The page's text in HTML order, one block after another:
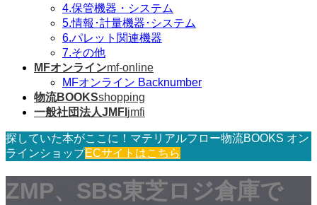
4.保管機器・システム
5.情報･計量機器･システム
6.パレット関連機器
7.その他
MFオンラインmf-online
MFオンライン Backnumber
物流BOOKSshopping
一般社団法人JMFI jmfi
探していた本がここに！マテリアルフロー物流BOOKS オン
ラインショップECサイトはこちら
ZMP、SBS東芝ロジ倉庫で